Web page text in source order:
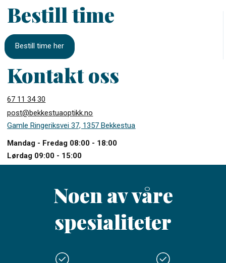
Bestill time
Bestill time her
Kontakt oss
67 11 34 30
post@bekkestuaoptikk.no
Gamle Ringeriksvei 37, 1357 Bekkestua
Mandag - Fredag 08:00 - 18:00
Lørdag 09:00 - 15:00
Noen av våre
spesialiteter